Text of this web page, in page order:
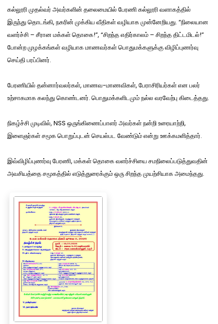
கல்லூரி முதல்வர் அவர்களின் தலைமையில் பேரணி கல்லூரி வளாகத்தில்
இருந்து தொடங்கி, நகரின் முக்கிய வீதிகள் வழியாக முன்னேறியது. “நிலையான
வளர்ச்சி – சீரான மக்கள் தொகை!”, “சிறந்த எதிர்காலம் – சிறந்த திட்டமிடல்!”
போன்ற முழக்கங்கள் வழியாக மாணவர்கள் பொதுமக்களுக்கு விழிப்புணர்வு
செய்தி பரப்பினர்.
பேரணியில் தன்னார்வலர்கள், மாணவ-மாணவிகள், பேராசிரியர்கள் என பலர்
உற்சாகமாக கலந்து கொண்டனர். பொதுமக்களிடமும் நல்ல வரவேற்பு கிடைத்தது.
நிகழ்ச்சி முடிவில், NSS ஒருங்கிணைப்பாளர் அவர்கள் நன்றி உரையாற்றி,
இளைஞர்கள் சமூக பொறுப்புடன் செயல்பட வேண்டும் என்று ஊக்கமளித்தார்.
இவ்விழிப்புணர்வு பேரணி, மக்கள் தொகை வளர்ச்சியை சமநிலைப்படுத்துவதின்
அவசியத்தை சமூகத்தில் எடுத்துரைக்கும் ஒரு சிறந்த முயற்சியாக அமைந்தது.